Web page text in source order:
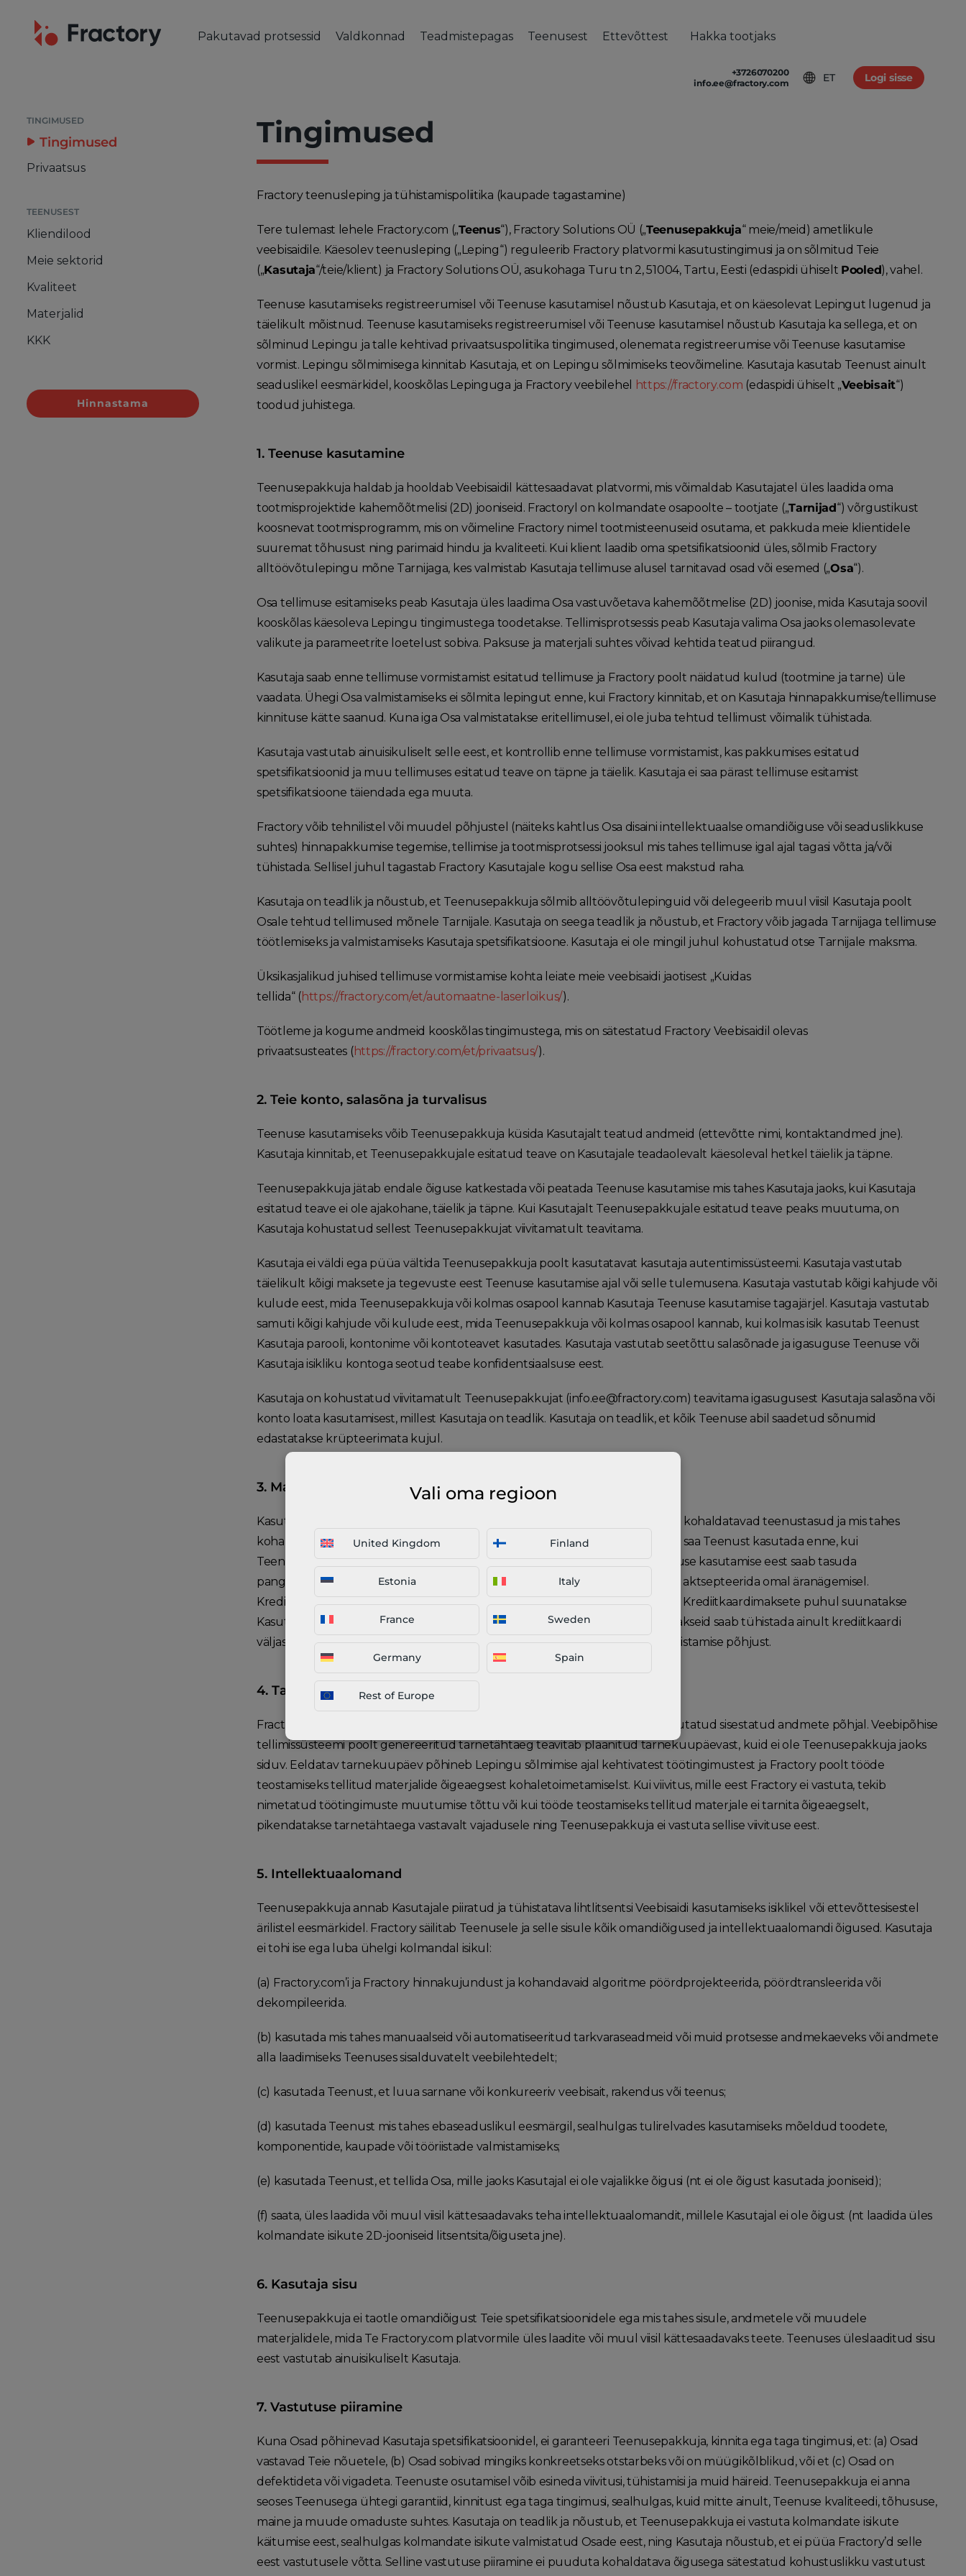
Vali oma regioon
United Kingdom Finland
Estonia Italy
France Sweden
Germany Spain
Rest of Europe
Pakutavad protsessid
Gaasilõikus
Stantsimine
Valdkonnad
Ehitussektor
Elektri- ja elektroonikatööstus
Teadmistepagas Teenusest Ettevõttest Hakka tootjaks
+3726070200
info.ee@fractory.com
ET Logi sisse
TINGIMUSED
Tingimused
Privaatsus
TEENUSEST
Kliendilood
Meie sektorid
Kvaliteet
Materjalid
KKK
Hinnastama
Tingimused
Fractory teenusleping ja tühistamispoliitika (kaupade tagastamine)
Tere tulemast lehele Fractory.com („Teenus“), Fractory Solutions OÜ („Teenusepakkuja“ meie/meid) ametlikule
veebisaidile. Käesolev teenusleping („Leping“) reguleerib Fractory platvormi kasutustingimusi ja on sõlmitud Teie
(„Kasutaja“/teie/klient) ja Fractory Solutions OÜ, asukohaga Turu tn 2, 51004, Tartu, Eesti (edaspidi ühiselt Pooled), vahel.
Teenuse kasutamiseks registreerumisel või Teenuse kasutamisel nõustub Kasutaja, et on käesolevat Lepingut lugenud ja
täielikult mõistnud. Teenuse kasutamiseks registreerumisel või Teenuse kasutamisel nõustub Kasutaja ka sellega, et on
sõlminud Lepingu ja talle kehtivad privaatsuspoliitika tingimused, olenemata registreerumise või Teenuse kasutamise
vormist. Lepingu sõlmimisega kinnitab Kasutaja, et on Lepingu sõlmimiseks teovõimeline. Kasutaja kasutab Teenust ainult
seaduslikel eesmärkidel, kooskõlas Lepinguga ja Fractory veebilehel
https://fractory.com (edaspidi ühiselt „Veebisait“)
toodud juhistega.
1. Teenuse kasutamine
Teenusepakkuja haldab ja hooldab Veebisaidil kättesaadavat platvormi, mis võimaldab Kasutajatel üles laadida oma
tootmisprojektide kahemõõtmelisi (2D) jooniseid. Fractoryl on kolmandate osapoolte – tootjate („Tarnijad“) võrgustikust
koosnevat tootmisprogramm, mis on võimeline Fractory nimel tootmisteenuseid osutama, et pakkuda meie klientidele
suuremat tõhusust ning parimaid hindu ja kvaliteeti. Kui klient laadib oma spetsifikatsioonid üles, sõlmib Fractory
alltöövõtulepingu mõne Tarnijaga, kes valmistab Kasutaja tellimuse alusel tarnitavad osad või esemed („Osa“).
Osa tellimuse esitamiseks peab Kasutaja üles laadima Osa vastuvõetava kahemõõtmelise (2D) joonise, mida Kasutaja soovil
kooskõlas käesoleva Lepingu tingimustega toodetakse. Tellimisprotsessis peab Kasutaja valima Osa jaoks olemasolevate
valikute ja parameetrite loetelust sobiva. Paksuse ja materjali suhtes võivad kehtida teatud piirangud.
Kasutaja saab enne tellimuse vormistamist esitatud tellimuse ja Fractory poolt näidatud kulud (tootmine ja tarne) üle
vaadata. Ühegi Osa valmistamiseks ei sõlmita lepingut enne, kui Fractory kinnitab, et on Kasutaja hinnapakkumise/tellimuse
kinnituse kätte saanud. Kuna iga Osa valmistatakse eritellimusel, ei ole juba tehtud tellimust võimalik tühistada.
Kasutaja vastutab ainuisikuliselt selle eest, et kontrollib enne tellimuse vormistamist, kas pakkumises esitatud
spetsifikatsioonid ja muu tellimuses esitatud teave on täpne ja täielik. Kasutaja ei saa pärast tellimuse esitamist
spetsifikatsioone täiendada ega muuta.
Fractory võib tehnilistel või muudel põhjustel (näiteks kahtlus Osa disaini intellektuaalse omandiõiguse või seaduslikkuse
suhtes) hinnapakkumise tegemise, tellimise ja tootmisprotsessi jooksul mis tahes tellimuse igal ajal tagasi võtta ja/või
tühistada. Sellisel juhul tagastab Fractory Kasutajale kogu sellise Osa eest makstud raha.
Kasutaja on teadlik ja nõustub, et Teenusepakkuja sõlmib alltöövõtulepinguid või delegeerib muul viisil Kasutaja poolt
Osale tehtud tellimused mõnele Tarnijale. Kasutaja on seega teadlik ja nõustub, et Fractory võib jagada Tarnijaga tellimuse
töötlemiseks ja valmistamiseks Kasutaja spetsifikatsioone. Kasutaja ei ole mingil juhul kohustatud otse Tarnijale maksma.
Üksikasjalikud juhised tellimuse vormistamise kohta leiate meie veebisaidi jaotisest „Kuidas
tellida“ (https://fractory.com/et/automaatne-laserloikus/).
Töötleme ja kogume andmeid kooskõlas tingimustega, mis on sätestatud Fractory Veebisaidil olevas
privaatsusteates (https://fractory.com/et/privaatsus/).
2. Teie konto, salasõna ja turvalisus
Teenuse kasutamiseks võib Teenusepakkuja küsida Kasutajalt teatud andmeid (ettevõtte nimi, kontaktandmed jne).
Kasutaja kinnitab, et Teenusepakkujale esitatud teave on Kasutajale teadaolevalt käesoleval hetkel täielik ja täpne.
Teenusepakkuja jätab endale õiguse katkestada või peatada Teenuse kasutamise mis tahes Kasutaja jaoks, kui Kasutaja
esitatud teave ei ole ajakohane, täielik ja täpne. Kui Kasutajalt Teenusepakkujale esitatud teave peaks muutuma, on
Kasutaja kohustatud sellest Teenusepakkujat viivitamatult teavitama.
Kasutaja ei väldi ega püüa vältida Teenusepakkuja poolt kasutatavat kasutaja autentimissüsteemi. Kasutaja vastutab
täielikult kõigi maksete ja tegevuste eest Teenuse kasutamise ajal või selle tulemusena. Kasutaja vastutab kõigi kahjude või
kulude eest, mida Teenusepakkuja või kolmas osapool kannab Kasutaja Teenuse kasutamise tagajärjel. Kasutaja vastutab
samuti kõigi kahjude või kulude eest, mida Teenusepakkuja või kolmas osapool kannab, kui kolmas isik kasutab Teenust
Kasutaja parooli, kontonime või kontoteavet kasutades. Kasutaja vastutab seetõttu salasõnade ja igasuguse Teenuse või
Kasutaja isikliku kontoga seotud teabe konfidentsiaalsuse eest.
Kasutaja on kohustatud viivitamatult Teenusepakkujat (info.ee@fractory.com) teavitama igasugusest Kasutaja salasõna või
konto loata kasutamisest, millest Kasutaja on teadlik. Kasutaja on teadlik, et kõik Teenuse abil saadetud sõnumid
edastatakse krüpteerimata kujul.
3. Maksed
Kasutaja peab maksma Teenusepakkujale kõigi kinnitatud tellimuste eest,sh kohaldatavad teenustasud ja mis tahes
kohaldatava käibemaksu eurodes. Kõik tasud tuleb ette maksta – Kasutaja ei saa Teenust kasutada enne, kui
Teenusepakkuja on kõik tasumisele kuuluvad summad kätte saanud. Teenuse kasutamise eest saab tasuda
pangaülekandega või krediitkaardiga. Muid makseviise võib Teenusepakkuja aktsepteerida omal äranägemisel.
Krediitkaardi andmed ei ole Teenusepakkujale nähtavad ega kättesaadavad. Krediitkaardimaksete puhul suunatakse
Kasutaja turvalisse krediitkaardimaksete pakkuja keskkonda. Krediitkaardimakseid saab tühistada ainult krediitkaardi
väljastanud pangale esitatud avaldusega. Taotlus peab sisaldama makse tühistamise põhjust.
4. Tarnimine
Fractory hinnapakkumised sisaldavad eeldatavat tarnekuupäeva, mis on arvutatud sisestatud andmete põhjal. Veebipõhise
tellimissüsteemi poolt genereeritud tarnetähtaeg teavitab plaanitud tarnekuupäevast, kuid ei ole Teenusepakkuja jaoks
siduv. Eeldatav tarnekuupäev põhineb Lepingu sõlmimise ajal kehtivatest töötingimustest ja Fractory poolt tööde
teostamiseks tellitud materjalide õigeaegsest kohaletoimetamiselst. Kui viivitus, mille eest Fractory ei vastuta, tekib
nimetatud töötingimuste muutumise tõttu või kui tööde teostamiseks tellitud materjale ei tarnita õigeaegselt,
pikendatakse tarnetähtaega vastavalt vajadusele ning Teenusepakkuja ei vastuta sellise viivituse eest.
5. Intellektuaalomand
Teenusepakkuja annab Kasutajale piiratud ja tühistatava lihtlitsentsi Veebisaidi kasutamiseks isiklikel või ettevõttesisestel
ärilistel eesmärkidel. Fractory säilitab Teenusele ja selle sisule kõik omandiõigused ja intellektuaalomandi õigused. Kasutaja
ei tohi ise ega luba ühelgi kolmandal isikul:
(a) Fractory.com’i ja Fractory hinnakujundust ja kohandavaid algoritme pöördprojekteerida, pöördtransleerida või
dekompileerida.
(b) kasutada mis tahes manuaalseid või automatiseeritud tarkvaraseadmeid või muid protsesse andmekaeveks või andmete
alla laadimiseks Teenuses sisalduvatelt veebilehtedelt;
(c) kasutada Teenust, et luua sarnane või konkureeriv veebisait, rakendus või teenus;
(d) kasutada Teenust mis tahes ebaseaduslikul eesmärgil, sealhulgas tulirelvades kasutamiseks mõeldud toodete,
komponentide, kaupade või tööriistade valmistamiseks;
(e) kasutada Teenust, et tellida Osa, mille jaoks Kasutajal ei ole vajalikke õigusi (nt ei ole õigust kasutada jooniseid);
(f) saata, üles laadida või muul viisil kättesaadavaks teha intellektuaalomandit, millele Kasutajal ei ole õigust (nt laadida üles
kolmandate isikute 2D-jooniseid litsentsita/õiguseta jne).
6. Kasutaja sisu
Teenusepakkuja ei taotle omandiõigust Teie spetsifikatsioonidele ega mis tahes sisule, andmetele või muudele
materjalidele, mida Te Fractory.com platvormile üles laadite või muul viisil kättesaadavaks teete. Teenuses üleslaaditud sisu
eest vastutab ainuisikuliselt Kasutaja.
7. Vastutuse piiramine
Kuna Osad põhinevad Kasutaja spetsifikatsioonidel, ei garanteeri Teenusepakkuja, kinnita ega taga tingimusi, et: (a) Osad
vastavad Teie nõuetele, (b) Osad sobivad mingiks konkreetseks otstarbeks või on müügikõlblikud, või et (c) Osad on
defektideta või vigadeta. Teenuste osutamisel võib esineda viivitusi, tühistamisi ja muid häireid. Teenusepakkuja ei anna
seoses Teenusega ühtegi garantiid, kinnitust ega taga tingimusi, sealhulgas, kuid mitte ainult, Teenuse kvaliteedi, tõhususe,
maine ja muude omaduste suhtes. Kasutaja on teadlik ja nõustub, et Teenusepakkuja ei vastuta kolmandate isikute
käitumise eest, sealhulgas kolmandate isikute valmistatud Osade eest, ning Kasutaja nõustub, et ei püüa Fractory’d selle
eest vastutusele võtta. Selline vastutuse piiramine ei puuduta kohaldatava õigusega sätestatud kohustuslikku vastutust